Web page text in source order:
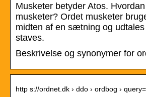
Musketer betyder Atos.
musketer? Ordet musketer
midten af ​​en sætning og
staves.
Beskrivelse og synonymer for
http s://ordnet.dk › ddo › ordbog ›